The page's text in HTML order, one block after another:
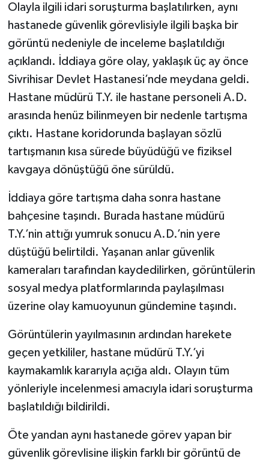
Olayla ilgili idari soruşturma başlatılırken, aynı
hastanede güvenlik görevlisiyle ilgili başka bir
görüntü nedeniyle de inceleme başlatıldığı
açıklandı. İddiaya göre olay, yaklaşık üç ay önce
Sivrihisar Devlet Hastanesi’nde meydana geldi.
Hastane müdürü T.Y. ile hastane personeli A.D.
arasında henüz bilinmeyen bir nedenle tartışma
çıktı. Hastane koridorunda başlayan sözlü
tartışmanın kısa sürede büyüdüğü ve fiziksel
kavgaya dönüştüğü öne sürüldü.
İddiaya göre tartışma daha sonra hastane
bahçesine taşındı. Burada hastane müdürü
T.Y.’nin attığı yumruk sonucu A.D.’nin yere
düştüğü belirtildi. Yaşanan anlar güvenlik
kameraları tarafından kaydedilirken, görüntülerin
sosyal medya platformlarında paylaşılması
üzerine olay kamuoyunun gündemine taşındı.
Görüntülerin yayılmasının ardından harekete
geçen yetkililer, hastane müdürü T.Y.’yi
kaymakamlık kararıyla açığa aldı. Olayın tüm
yönleriyle incelenmesi amacıyla idari soruşturma
başlatıldığı bildirildi.
Öte yandan aynı hastanede görev yapan bir
güvenlik görevlisine ilişkin farklı bir görüntü de